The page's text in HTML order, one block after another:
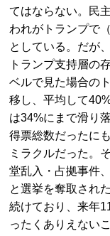
てはならない。民
われがトランプで
としている。だが
トランプ支持層の
ベルで見た場合の
移し、平均して
は34%にまで滑り
得票総数だったに
ミラクルだった。
堂乱入・占拠事件
と選挙を奪取され
続けており、来年
ったくありえないこ